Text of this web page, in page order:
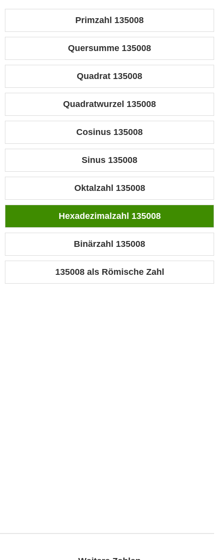
Primzahl 135008
Quersumme 135008
Quadrat 135008
Quadratwurzel 135008
Cosinus 135008
Sinus 135008
Oktalzahl 135008
Hexadezimalzahl 135008
Binärzahl 135008
135008 als Römische Zahl